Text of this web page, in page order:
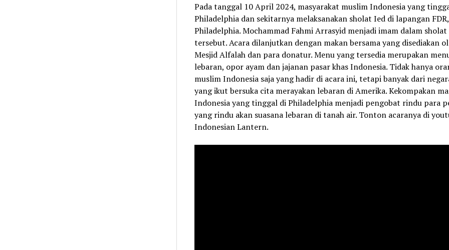
Pada tanggal 10 April 2024, masyarakat muslim Indonesia yang
Philadelphia dan sekitarnya melaksanakan sholat Ied di lapangan FDR,
Philadelphia. Mochammad Fahmi Arrasyid menjadi imam dalam sholat
tersebut. Acara dilanjutkan dengan makan bersama yang disediakan
Mesjid Alfalah dan para donatur. Menu yang tersedia merupakan
lebaran, opor ayam dan jajanan pasar khas Indonesia. Tidak hanya
muslim Indonesia saja yang hadir di acara ini, tetapi banyak dari
yang ikut bersuka cita merayakan lebaran di Amerika. Kekompakan
Indonesia yang tinggal di Philadelphia menjadi pengobat rindu para
yang rindu akan suasana lebaran di tanah air. Tonton acaranya di
Indonesian Lantern.